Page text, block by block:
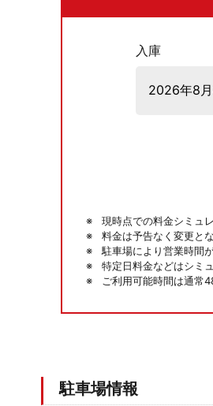
入庫
現時点での料金シミュ
料金は予告なく変更と
駐車場により営業時間
特定日料金などはシミ
ご利用可能時間は通常
駐車場情報